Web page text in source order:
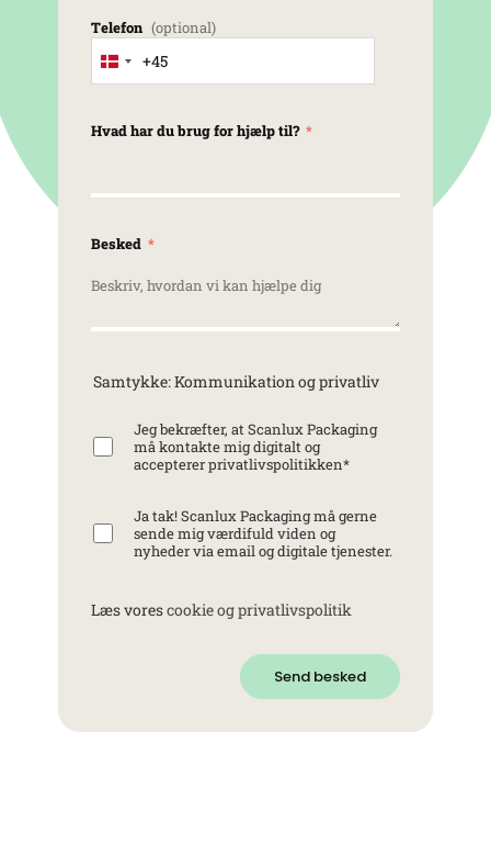
Telefon
Denmark +45
+45
Hvad har du brug for hjælp til?
Besked
Samtykke: Kommunikation og privatliv
Jeg bekræfter, at Scanlux Packaging
må kontakte mig digitalt og
accepterer privatlivspolitikken*
Ja tak! Scanlux Packaging må gerne
sende mig værdifuld viden og
nyheder via email og digitale tjenester.
Læs vorescookie og privatlivspolitik
Send besked